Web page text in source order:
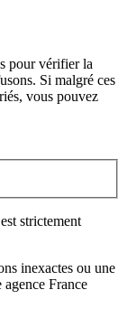
pour vérifier la
Si malgré ces
vous pouvez
strictement
inexactes ou une
agence France